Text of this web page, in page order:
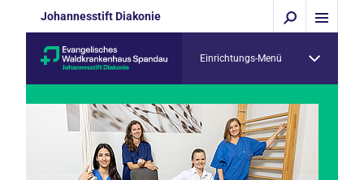
Johannesstift Diakonie
Einrichtungs-Menü